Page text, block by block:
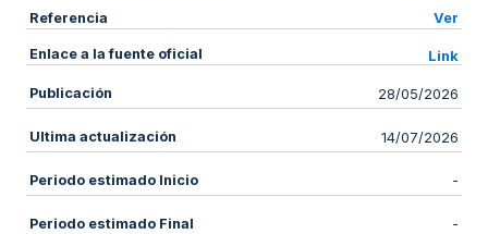
Referencia Ver
Enlace a la fuente oficial Link
Publicación 28/05/2026
Ultima actualización 14/07/2026
Periodo estimado Inicio -
Periodo estimado Final -